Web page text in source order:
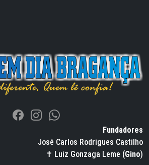
Fundadores
José Carlos Rodrigues Castilho
✝ Luiz Gonzaga Leme (Gino)